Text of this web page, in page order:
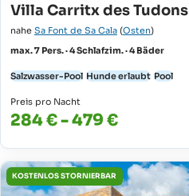
Villa Carritx des Tudons
nahe Sa Font de Sa Cala (Osten)
max. 7 Pers. · 4 Schlafzim. · 4 Bäder
Salzwasser-Pool Hunde erlaubt Pool
Preis pro Nacht
284 € - 479 €
KOSTENLOS STORNIERBAR